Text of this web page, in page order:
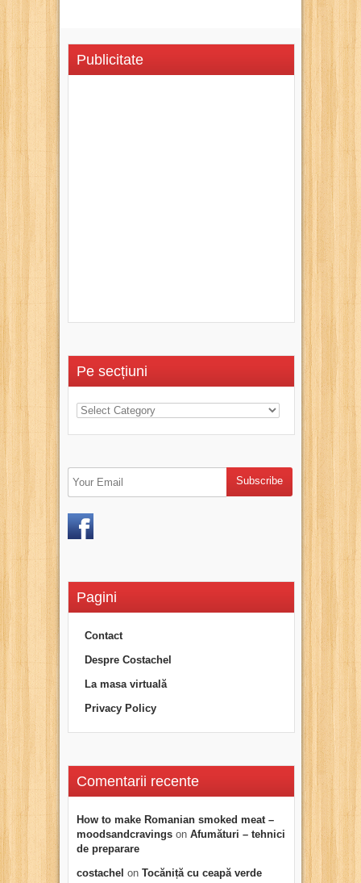
Publicitate
Pe secțiuni
Pagini
Contact
Despre Costachel
La masa virtuală
Privacy Policy
Comentarii recente
How to make Romanian smoked meat –
moodsandcravings on Afumături – tehnici
de preparare
costachel on Tocăniță cu ceapă verde